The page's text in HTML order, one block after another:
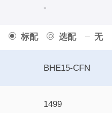
标配 选配 无
-
BHE15-CFN
1499